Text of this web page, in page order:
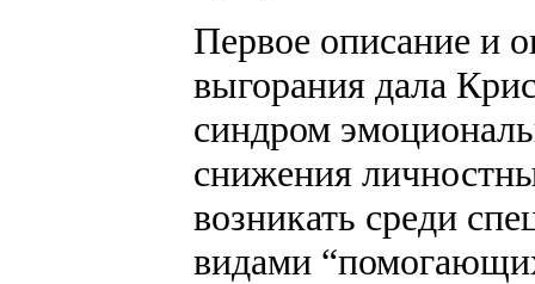
Первое описание и
выгорания дала
синдром
снижения
возникать среди
видами